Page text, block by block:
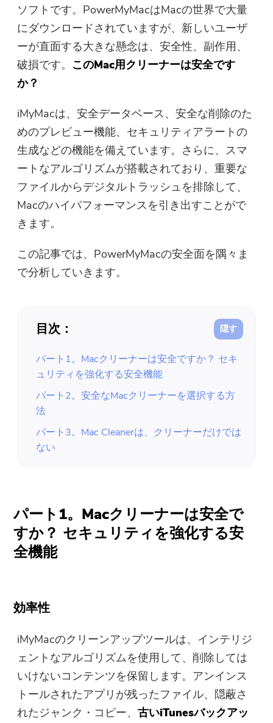
無料動画エディタ
無料写真コンプレッサー
ソフトです。PowerMyMacはMacの世界で大量
にダウンロードされていますが、新しいユーザ
ーが直面する大きな懸念は、安全性、副作用、
破損です。 このMac用クリーナーは安全です
か？
iMyMacは、安全データベース、安全な削除のた
めのプレビュー機能、セキュリティアラートの
生成などの機能を備えています。さらに、スマ
ートなアルゴリズムが搭載されており、重要な
ファイルからデジタルトラッシュを排除して、
Macのハイパフォーマンスを引き出すことがで
きます。
この記事では、PowerMyMacの安全面を隅々ま
で分析していきます。
目次：
パート1。Macクリーナーは安全ですか？ セキ
ュリティを強化する安全機能
パート2。安全なMacクリーナーを選択する方
法
パート3。Mac Cleanerは、クリーナーだけでは
ない
パート1。Macクリーナーは安全で
すか？ セキュリティを強化する安
全機能
効率性
iMyMacのクリーンアップツールは、インテリジ
ェントなアルゴリズムを使用して、削除しては
いけないコンテンツを保留します。アンインス
トールされたアプリが残ったファイル、隠蔽さ
れたジャンク・コピー、古いiTunesバックアッ